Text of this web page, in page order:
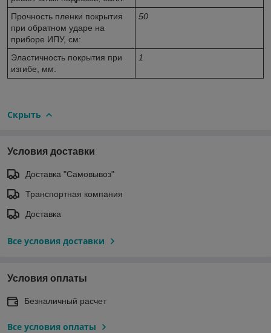
Прочность пленки покрытия
при обратном ударе на
приборе ИПУ, см:
50
Эластичность покрытия при
изгибе, мм:
1
Скрыть
Условия доставки
Доставка "Самовывоз"
Транспортная компания
Доставка
Все условия доставки
Условия оплаты
Безналичный расчет
Все условия оплаты